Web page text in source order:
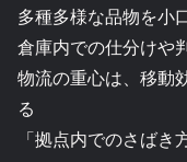
多種多様な品物を小
倉庫内での仕分けや
物流の重心は、移動
る
「拠点内でのさばき